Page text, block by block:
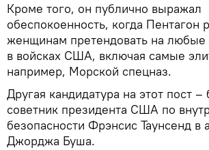
Кроме того, он публично выражал
обеспокоенность, когда Пентагон
женщинам претендовать на любые
в войсках США, включая самые
например, Морской спецназ.
Другая кандидатура на этот пост
советник президента США по
безопасности Фрэнсис Таунсенд в
Джорджа Буша.